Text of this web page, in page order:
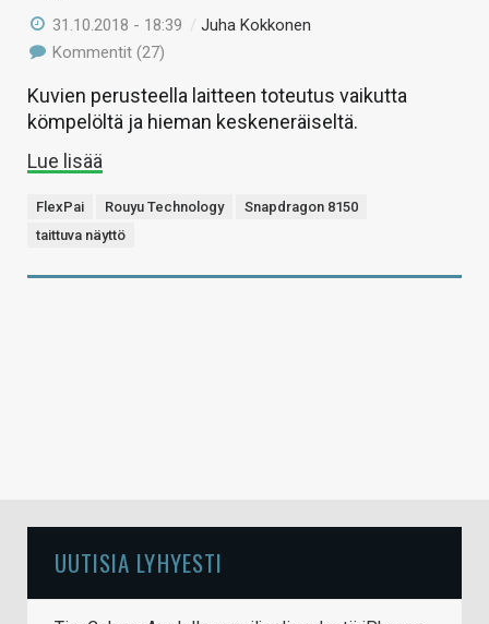
31.10.2018 - 18:39 /Juha Kokkonen
Kommentit (27)
Kuvien perusteella laitteen toteutus vaikutta
kömpelöltä ja hieman keskeneräiseltä.
Lue lisää
FlexPai Rouyu Technology
Snapdragon 8150
taittuva näyttö
UUTISIA LYHYESTI